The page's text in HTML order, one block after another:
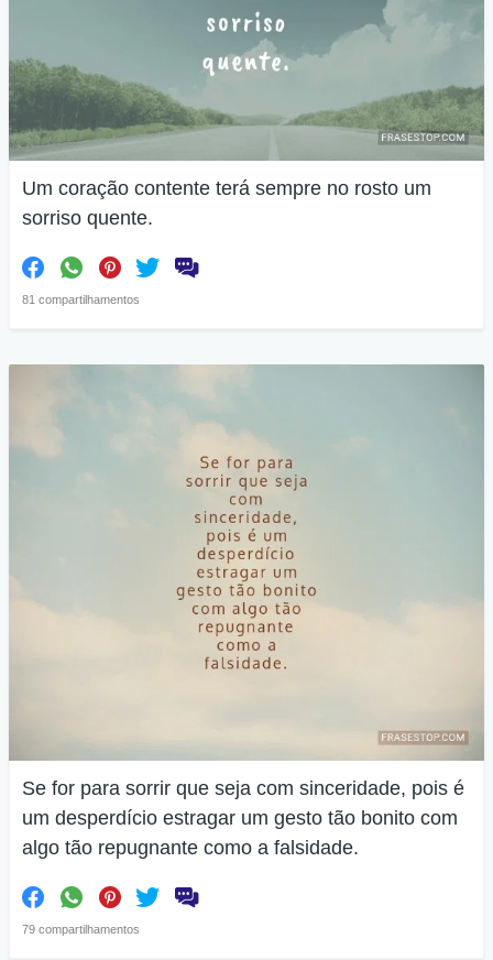
Um coração contente terá sempre no rosto um
sorriso quente.
81 compartilhamentos
Se for para sorrir que seja com sinceridade, pois é
um desperdício estragar um gesto tão bonito com
algo tão repugnante como a falsidade.
79 compartilhamentos